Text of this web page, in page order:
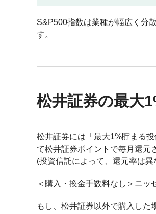
S&P500指数は業種が幅広く分
す。
松井証券の最大
松井証券には「最大1%貯まる
て松井証券ポイントで毎月還元
(投資信託によって、還元率は異
＜購入・換金手数料なし＞ニ
もし、松井証券以外で購入した